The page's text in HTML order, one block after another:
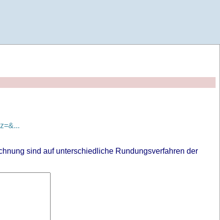
sind auf unterschiedliche Rundungsverfahren der